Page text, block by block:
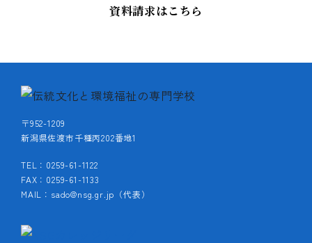
資料請求はこちら
〒952-1209
新潟県佐渡市千種丙202番地1
TEL：0259-61-1122
FAX：0259-61-1133
MAIL：sado@nsg.gr.jp（代表）